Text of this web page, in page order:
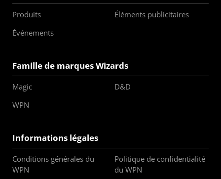
Produits
Éléments publicitaires
Événements
Famille de marques Wizards
Magic
D&D
WPN
Informations légales
Conditions générales du
WPN
Politique de confidentialité
du WPN